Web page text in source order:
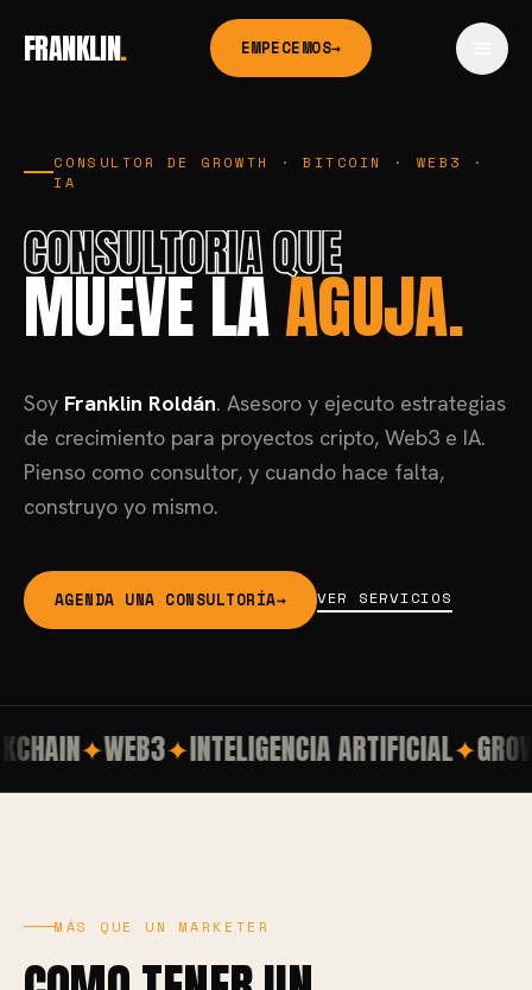
FRANKLIN. EMPECEMOS→
CONSULTOR DE GROWTH · BITCOIN · WEB3 ·
IA
CONSULTORÍA QUE
MUEVE LAAGUJA.
Soy Franklin Roldán. Asesoro y ejecuto estrategias
de crecimiento para proyectos cripto, Web3 e IA.
Pienso como consultor, y cuando hace falta,
construyo yo mismo.
AGENDA UNA CONSULTORÍA→ VER SERVICIOS
✦WEB3✦INTELIGENCIA ARTIFICIAL✦
MÁS QUE UN MARKETER